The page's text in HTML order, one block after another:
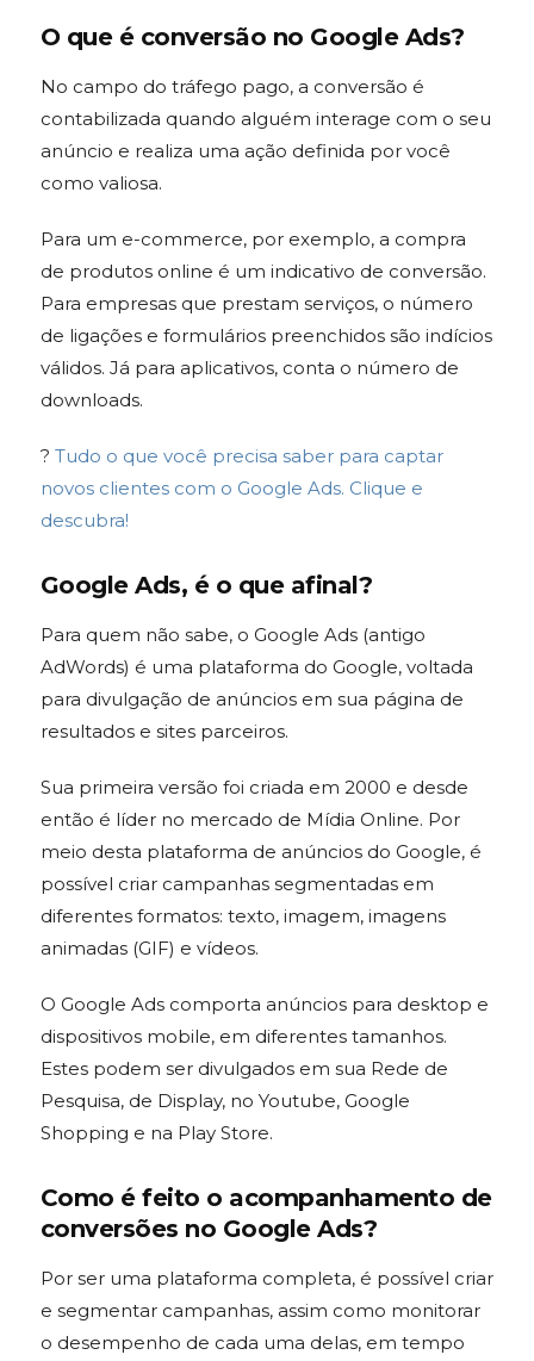
O que é conversão no Google Ads?
No campo do tráfego pago, a conversão é
contabilizada quando alguém interage com o seu
anúncio e realiza uma ação definida por você
como valiosa.
Para um e-commerce, por exemplo, a compra
de produtos online é um indicativo de conversão.
Para empresas que prestam serviços, o número
de ligações e formulários preenchidos são indícios
válidos. Já para aplicativos, conta o número de
downloads.
? Tudo o que você precisa saber para captar
novos clientes com o Google Ads. Clique e
descubra!
Google Ads, é o que afinal?
Para quem não sabe, o Google Ads (antigo
AdWords) é uma plataforma do Google, voltada
para divulgação de anúncios em sua página de
resultados e sites parceiros.
Sua primeira versão foi criada em 2000 e desde
então é líder no mercado de Mídia Online. Por
meio desta plataforma de anúncios do Google, é
possível criar campanhas segmentadas em
diferentes formatos: texto, imagem, imagens
animadas (GIF) e vídeos.
O Google Ads comporta anúncios para desktop e
dispositivos mobile, em diferentes tamanhos.
Estes podem ser divulgados em sua Rede de
Pesquisa, de Display, no Youtube, Google
Shopping e na Play Store.
Como é feito o acompanhamento de
conversões no Google Ads?
Por ser uma plataforma completa, é possível criar
e segmentar campanhas, assim como monitorar
o desempenho de cada uma delas, em tempo